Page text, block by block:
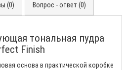
(0) Вопрос - ответ (0)
тональная пудра
Finish
основа в практической коробке